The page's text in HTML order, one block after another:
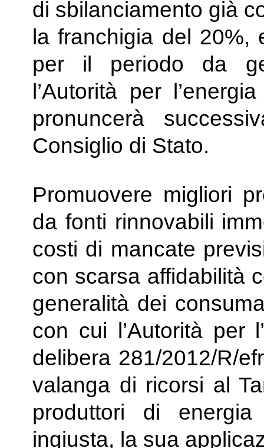
di sbilanciamento già
la franchigia del
per il periodo da
l’Autorità per
pronuncerà
Consiglio di Stato.
Promuovere migliori
da fonti rinnovabili
costi di mancate
con scarsa affidabilità
generalità dei
con cui l’Autorità per
delibera 281/2012/R/
valanga di ricorsi al
produttori di
ingiusta, la sua